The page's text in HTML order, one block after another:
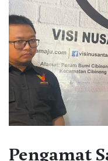
Pengamat